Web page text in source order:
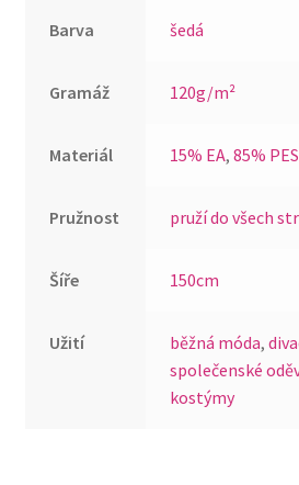
Barva šedá
Gramáž 120g/m²
Materiál 15% EA,85% PES
Pružnost pruží do všech
Šíře 150cm
Užití běžná móda,
společenské
kostýmy